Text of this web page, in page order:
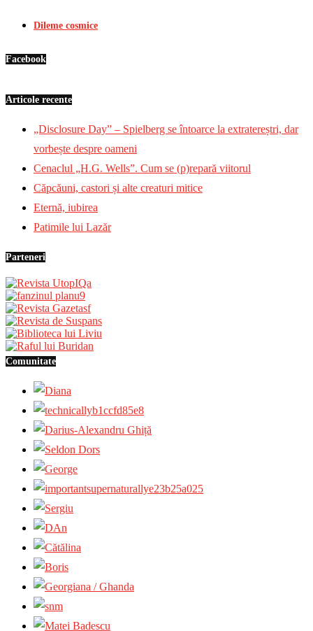
Dileme cosmice
Facebook
Articole recente
„Disclosure Day” – Spielberg se întoarce la extratereștri, dar
vorbește despre oameni
Cenaclul „H.G. Wells”. Cum se (p)repară viitorul
Căpcăuni, castori și alte creaturi mitice
Eternă, iubirea
Patimile lui Lazăr
Parteneri
Comunitate